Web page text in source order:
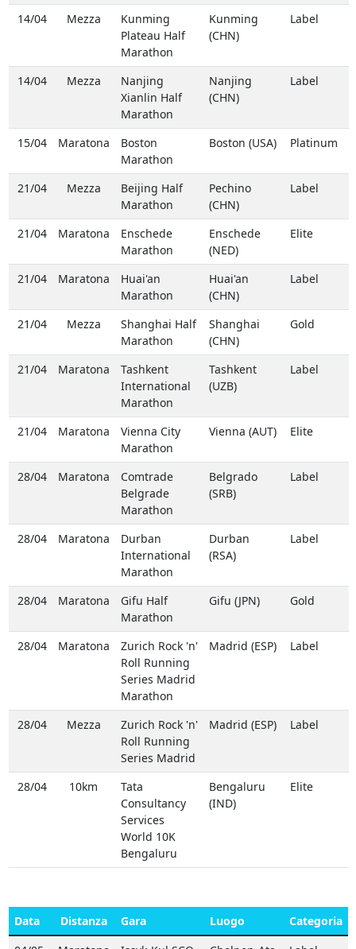
14/04 Mezza
Kunming
Plateau Half
Marathon
Kunming
(CHN)
Label
14/04 Mezza
Nanjing
Xianlin Half
Marathon
Nanjing
(CHN)
Label
15/04 Maratona
Boston
Marathon
Boston (USA) Platinum
21/04 Mezza
Beijing Half
Marathon
Pechino
(CHN)
Label
21/04 Maratona
Enschede
Marathon
Enschede
(NED)
Elite
21/04 Maratona
Huai'an
Marathon
Huai'an
(CHN)
Label
21/04 Mezza
Shanghai Half
Marathon
Shanghai
(CHN)
Gold
21/04 Maratona
Tashkent
International
Marathon
Tashkent
(UZB)
Label
21/04 Maratona
Vienna City
Marathon
Vienna (AUT) Elite
28/04 Maratona
Comtrade
Belgrade
Marathon
Belgrado
(SRB)
Label
28/04 Maratona
Durban
International
Marathon
Durban
(RSA)
Label
28/04 Maratona
Gifu Half
Marathon
Gifu (JPN) Gold
28/04 Maratona
Zurich Rock 'n'
Roll Running
Series Madrid
Marathon
Madrid (ESP) Label
28/04 Mezza
Zurich Rock 'n'
Roll Running
Series Madrid
Madrid (ESP) Label
28/04 10km
Tata
Consultancy
Services
World 10K
Bengaluru
Bengaluru
(IND)
Elite
Data Distanza Gara Luogo
Categoria